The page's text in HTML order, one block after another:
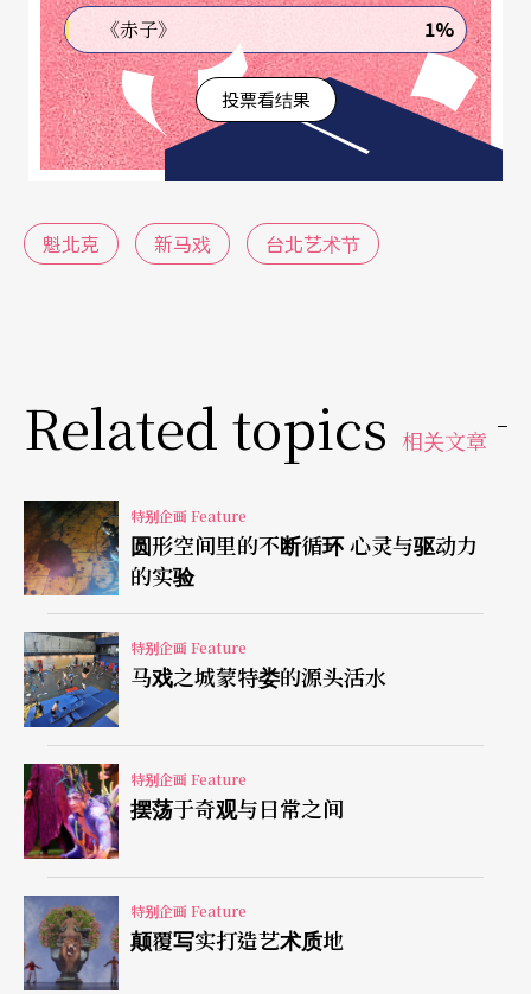
《赤子》 1%
投票看结果
魁北克 新马戏 台北艺术节
Related topics 相关文章
特别企画 Feature
圆形空间里的不断循环 心灵与驱动力
的实验
特别企画 Feature
马戏之城蒙特娄的源头活水
特别企画 Feature
摆荡于奇观与日常之间
特别企画 Feature
颠覆写实打造艺术质地